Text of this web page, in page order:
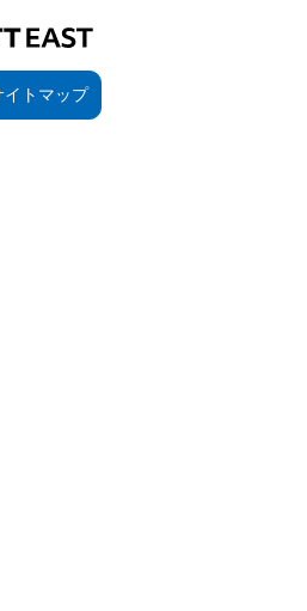
サイト（新しいタブで開きます）
イトマップ